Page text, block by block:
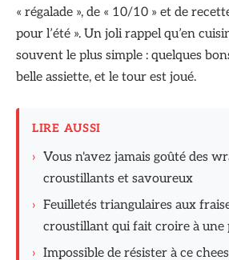
« régalade », de « 10/10 » et de
pour l’été ». Un joli rappel qu’en
souvent le plus simple : quelques
belle assiette, et le tour est joué.
LIRE AUSSI
› Vous n'avez jamais goûté des
croustillants et savoureux
› Feuilletés triangulaires aux
croustillant qui fait croire à une
› Impossible de résister à ce